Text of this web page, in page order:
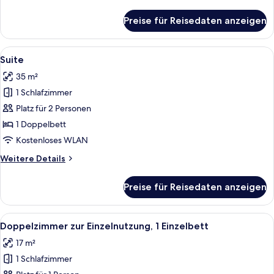
Doppelzimmer
Preise für Reisedaten anzeigen
Alle
Fotos
für
Suite
anzeigen
Ein ordentlich bezogenes Bett mit
8
Suite
35 m²
1 Schlafzimmer
Platz für 2 Personen
1 Doppelbett
Kostenloses WLAN
Weitere Details
Weitere
Preise für Reisedaten anzeigen
Alle
Fotos
für
Doppelzimmer
Ein ordentlich bezogenes Bett mit
7
Doppelzimmer zur Einzelnutzung, 1 Einzelbett
17 m²
1 Schlafzimmer